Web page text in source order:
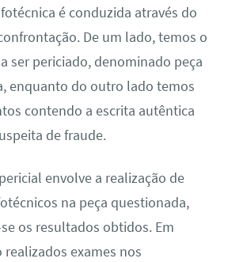
é conduzida através do
De um lado, temos o
ser periciado, denominado peça
enquanto do outro lado temos
contendo a escrita autêntica
de fraude.
envolve a realização de
na peça questionada,
os resultados obtidos. Em
realizados exames nos